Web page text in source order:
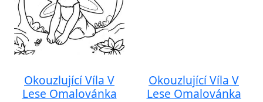
Okouzlující Víla V
Lese Omalovánka
Okouzlující Víla V
Lese Omalovánka